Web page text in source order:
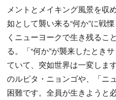
メントとメイキング風景を収
如として襲い来る“何か”に戦
くニューヨークで生き残るこ
る。「“何か”が襲来したとき
ていて、突如世界は一変しま
のルピタ・ニョンゴや、「ニ
困難です。全員が生きようと